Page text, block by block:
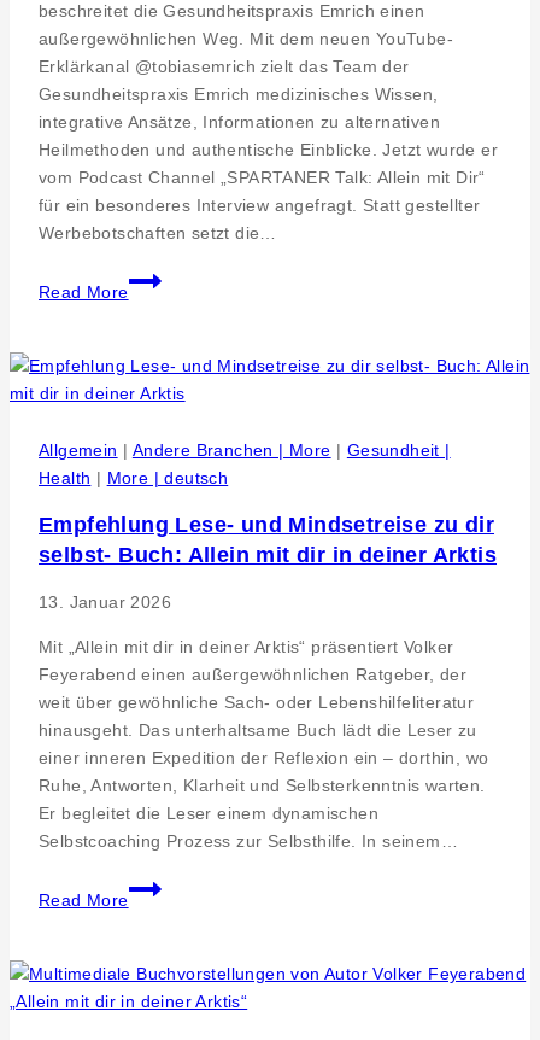
beschreitet die Gesundheitspraxis Emrich einen
außergewöhnlichen Weg. Mit dem neuen YouTube-
Erklärkanal @tobiasemrich zielt das Team der
Gesundheitspraxis Emrich medizinisches Wissen,
integrative Ansätze, Informationen zu alternativen
Heilmethoden und authentische Einblicke. Jetzt wurde er
vom Podcast Channel „SPARTANER Talk: Allein mit Dir“
für ein besonderes Interview angefragt. Statt gestellter
Werbebotschaften setzt die…
Read More
Authentizität
in
ganzheitlichen
Medizin
Emrich
Allgemein | Andere Branchen | More | Gesundheit |
Health | More | deutsch
Empfehlung Lese- und Mindsetreise zu dir
selbst- Buch: Allein mit dir in deiner Arktis
13. Januar 2026
Mit „Allein mit dir in deiner Arktis“ präsentiert Volker
Feyerabend einen außergewöhnlichen Ratgeber, der
weit über gewöhnliche Sach- oder Lebenshilfeliteratur
hinausgeht. Das unterhaltsame Buch lädt die Leser zu
einer inneren Expedition der Reflexion ein – dorthin, wo
Ruhe, Antworten, Klarheit und Selbsterkenntnis warten.
Er begleitet die Leser einem dynamischen
Selbstcoaching Prozess zur Selbsthilfe. In seinem…
Read More
Empfehlung
Lese-
Mindsetreise
zu